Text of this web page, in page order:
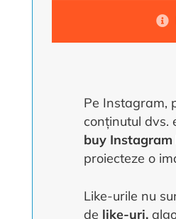
Pe Instagram,
conținutul dvs.
buy Instagram
proiecteze o
Like-urile nu
de like-uri,